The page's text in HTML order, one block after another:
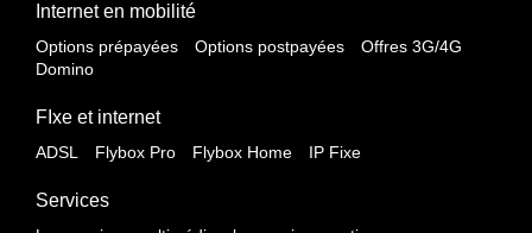
Internet en mobilité
Options prépayées Options postpayées
Offres 3G/4G
Domino
FIxe et internet
ADSL Flybox Pro Flybox Home IP Fixe
Services